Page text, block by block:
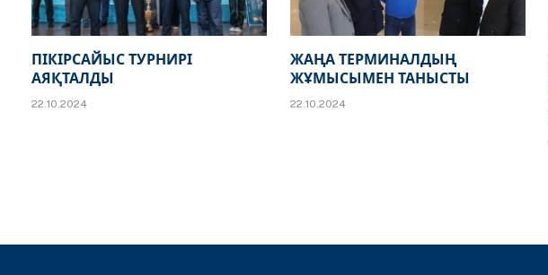
ПІКІРСАЙЫС ТУРНИРІ
АЯҚТАЛДЫ
22.10.2024
ЖАҢА ТЕРМИНАЛДЫҢ
ЖҰМЫСЫМЕН ТАНЫСТЫ
22.10.2024